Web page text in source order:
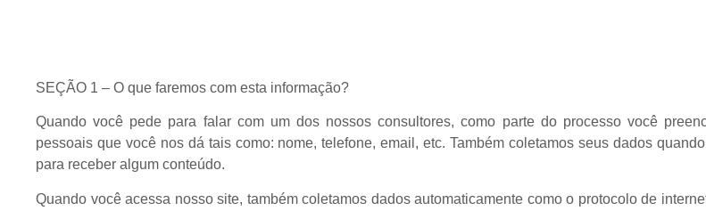
SEÇÃO 1 – O que faremos com esta informação?
Quando você pede para falar com um dos nossos consultores, como parte do processo você
pessoais que você nos dá tais como: nome, telefone, email, etc. Também coletamos seus dados
para receber algum conteúdo.
Quando você acessa nosso site, também coletamos dados automaticamente como o protocolo de